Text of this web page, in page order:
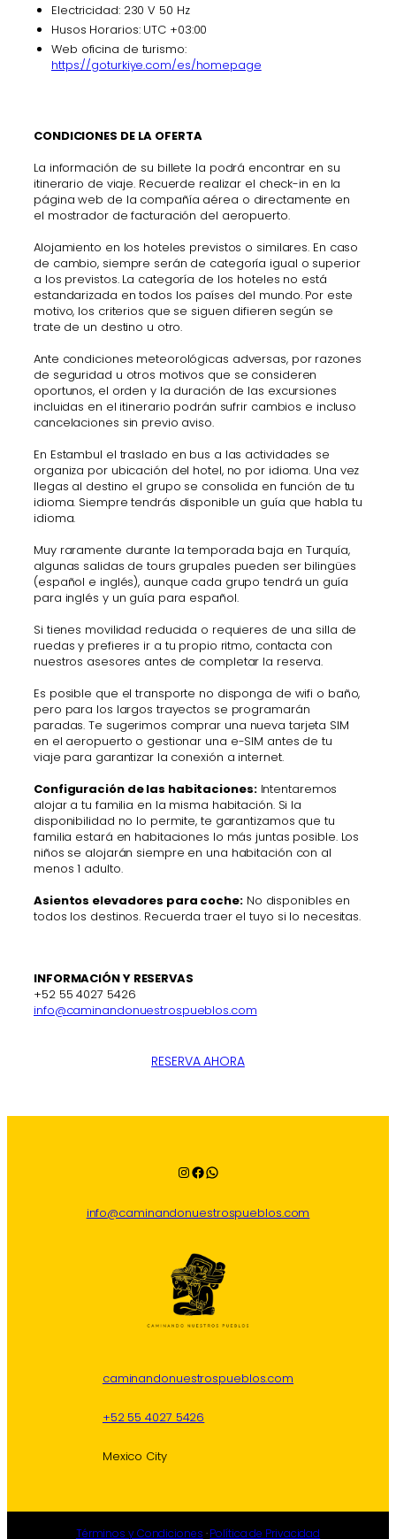
Electricidad: 230 V 50 Hz
Husos Horarios: UTC +03:00
Web oficina de turismo:
https://goturkiye.com/es/homepage
CONDICIONES DE LA OFERTA
La información de su billete la podrá encontrar en su
itinerario de viaje. Recuerde realizar el check-in en la
página web de la compañía aérea o directamente en
el mostrador de facturación del aeropuerto.
Alojamiento en los hoteles previstos o similares. En caso
de cambio, siempre serán de categoría igual o superior
a los previstos. La categoría de los hoteles no está
estandarizada en todos los países del mundo. Por este
motivo, los criterios que se siguen difieren según se
trate de un destino u otro.
Ante condiciones meteorológicas adversas, por razones
de seguridad u otros motivos que se consideren
oportunos, el orden y la duración de las excursiones
incluidas en el itinerario podrán sufrir cambios e incluso
cancelaciones sin previo aviso.
En Estambul el traslado en bus a las actividades se
organiza por ubicación del hotel, no por idioma. Una vez
llegas al destino el grupo se consolida en función de tu
idioma. Siempre tendrás disponible un guía que habla tu
idioma.
Muy raramente durante la temporada baja en Turquía,
algunas salidas de tours grupales pueden ser bilingües
(español e inglés), aunque cada grupo tendrá un guía
para inglés y un guía para español.
Si tienes movilidad reducida o requieres de una silla de
ruedas y prefieres ir a tu propio ritmo, contacta con
nuestros asesores antes de completar la reserva.
Es posible que el transporte no disponga de wifi o baño,
pero para los largos trayectos se programarán
paradas. Te sugerimos comprar una nueva tarjeta SIM
en el aeropuerto o gestionar una e-SIM antes de tu
viaje para garantizar la conexión a internet.
Configuración de las habitaciones:Intentaremos
alojar a tu familia en la misma habitación. Si la
disponibilidad no lo permite, te garantizamos que tu
familia estará en habitaciones lo más juntas posible. Los
niños se alojarán siempre en una habitación con al
menos 1 adulto.
Asientos elevadores para coche:No disponibles en
todos los destinos. Recuerda traer el tuyo si lo necesitas.
INFORMACIÓN Y RESERVAS
+52 55 4027 5426
info@caminandonuestrospueblos.com
RESERVA AHORA
InstagramFacebook WhatsApp
info@caminandonuestrospueblos.com
caminandonuestrospueblos.com
+52 55 4027 5426
Mexico City
Términos y Condiciones ·Política de Privacidad